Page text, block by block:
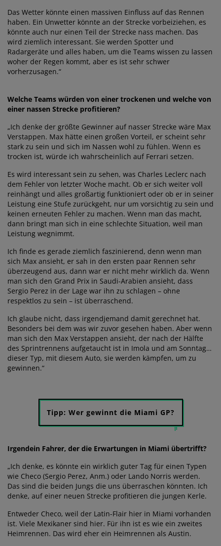
Das Wetter könnte einen massiven Einfluss auf das Rennen
haben. Ein Unwetter könnte an der Strecke vorbeiziehen, es
könnte auch nur einen Teil der Strecke nass machen. Das
wird ziemlich interessant. Sie werden Spotter und
Radargeräte und alles haben, um die Teams wissen zu lassen
woher der Regen kommt, aber es ist sehr schwer
vorherzusagen.“
Welche Teams würden von einer trockenen und welche von
einer nassen Strecke profitieren?
„Ich denke der größte Gewinner auf nasser Strecke wäre Max
Verstappen. Max hätte einen großen Vorteil, er scheint sehr
stark zu sein und sich im Nassen wohl zu fühlen. Wenn es
trocken ist, würde ich wahrscheinlich auf Ferrari setzen.
Es wird interessant sein zu sehen, was Charles Leclerc nach
dem Fehler von letzter Woche macht. Ob er sich weiter voll
reinhängt und alles großartig funktioniert oder ob er in seiner
Leistung eine Stufe zurückgeht, nur um vorsichtig zu sein und
keinen erneuten Fehler zu machen. Wenn man das macht,
dann bringt man sich in eine schlechte Situation, weil man
Leistung wegnimmt.
Ich finde es gerade ziemlich faszinierend, denn wenn man
sich Max ansieht, er sah in den ersten paar Rennen sehr
überzeugend aus, dann war er nicht mehr wirklich da. Wenn
man sich den Grand Prix in Saudi-Arabien ansieht, dass
Sergio Perez in der Lage war ihn zu schlagen – ohne
respektlos zu sein – ist überraschend.
Ich glaube nicht, dass irgendjemand damit gerechnet hat.
Besonders bei dem was wir zuvor gesehen haben. Aber wenn
man sich den Max Verstappen ansieht, der nach der Hälfte
des Sprintrennens aufgetaucht ist in Imola und am Sonntag…
dieser Typ, mit diesem Auto, sie werden kämpfen, um zu
gewinnen.“
Tipp: Wer gewinnt die Miami GP?
Irgendein Fahrer, der die Erwartungen in Miami übertrifft?
„Ich denke, es könnte ein wirklich guter Tag für einen Typen
wie Checo (Sergio Perez, Anm.) oder Lando Norris werden.
Das sind die beiden Jungs die uns überraschen könnten. Ich
denke, auf einer neuen Strecke profitieren die jungen Kerle.
Entweder Checo, weil der Latin-Flair hier in Miami vorhanden
ist. Viele Mexikaner sind hier. Für ihn ist es wie ein zweites
Heimrennen. Das wird eher ein Heimrennen als Austin.